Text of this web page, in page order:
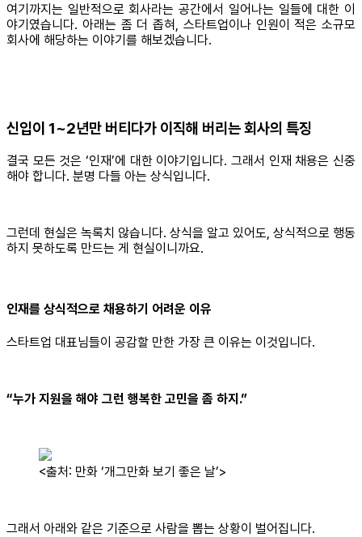
여기까지는 일반적으로 회사라는 공간에서 일어나는 일들에 대한 이
야기였습니다. 아래는 좀 더 좁혀, 스타트업이나 인원이 적은 소규모
회사에 해당하는 이야기를 해보겠습니다.
신입이 1~2년만 버티다가 이직해 버리는 회사의 특징
결국 모든 것은 ‘인재’에 대한 이야기입니다. 그래서 인재 채용은 신중
해야 합니다. 분명 다들 아는 상식입니다.
그런데 현실은 녹록치 않습니다. 상식을 알고 있어도, 상식적으로 행동
하지 못하도록 만드는 게 현실이니까요.
인재를 상식적으로 채용하기 어려운 이유
스타트업 대표님들이 공감할 만한 가장 큰 이유는 이것입니다.
“누가 지원을 해야 그런 행복한 고민을 좀 하지.”
<출처: 만화 ‘개그만화 보기 좋은 날’>
그래서 아래와 같은 기준으로 사람을 뽑는 상황이 벌어집니다.